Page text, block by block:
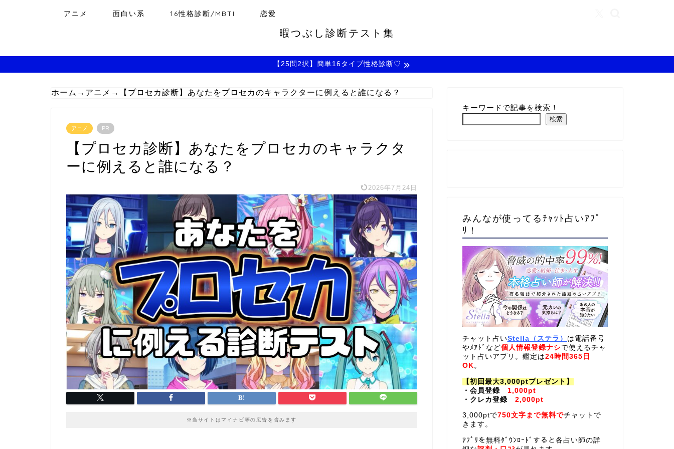
アニメ 面白い系 16性格診断/MBTI 恋愛
暇つぶし診断テスト集
【25問2択】簡単16タイプ性格診断♡
ホーム → アニメ → 【プロセカ診断】あなたをプロセカのキャラクターに例えると誰になる？
アニメ PR
【プロセカ診断】あなたをプロセカのキャラクタ
ーに例えると誰になる？
2026年7月24日
※当サイトはマイナビ等の広告を含みます
キーワードで記事を検索！
検索
みんなが使ってるﾁｬｯﾄ占いｱﾌﾟ
ﾘ！
チャット占いStella（ステラ） は電話番号
やﾒｱﾄﾞなど個人情報登録ナシで使えるチャ
ット占いアプリ。鑑定は24時間365日
OK 。
【初回最大3,000ptプレゼント】
・会員登録 1,000pt
・クレカ登録 2,000pt
3,000ptで750文字まで無料でチャットで
きます。
ｱﾌﾟﾘを無料ﾀﾞｳﾝﾛｰﾄﾞすると各占い師の詳